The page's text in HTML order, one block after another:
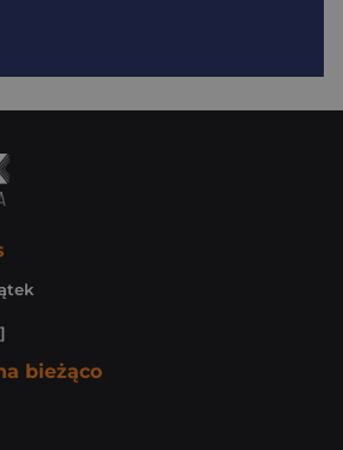
bieżąco